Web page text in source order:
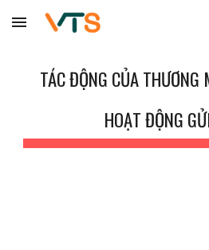
Skip to main content
TÁC ĐỘNG CỦA
HOẠT ĐỘNG